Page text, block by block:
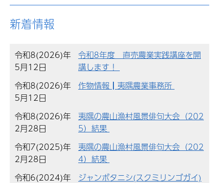
新着情報
令和8(2026)年
5月12日
令和8年度 直売農業実践講座を開
講します！
令和8(2026)年
5月12日
作物情報┃夷隅農業事務所
令和8(2026)年
2月28日
夷隅の農山漁村風景俳句大会（202
5）結果
令和7(2025)年
2月28日
夷隅の農山漁村風景俳句大会（202
4）結果
令和6(2024)年
ジャンボタニシ(スクミリンゴガイ)